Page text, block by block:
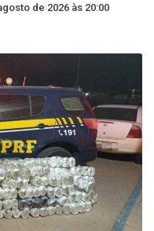
de 2026 às 20:00